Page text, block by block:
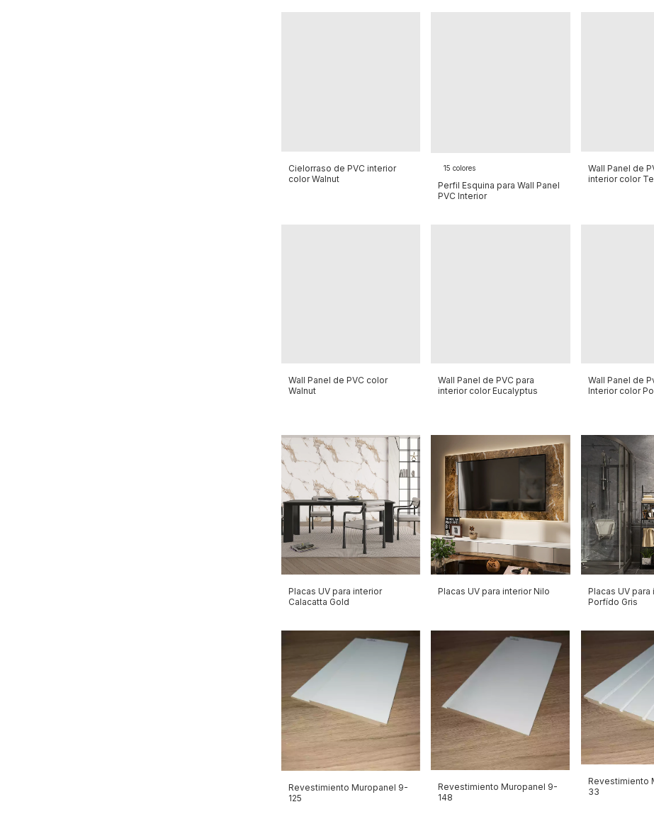
Cielorraso de PVC interior
color Walnut
15 colores
Perfil Esquina para Wall Panel
PVC Interior
Wall Panel de
interior color
Wall Panel de PVC color
Walnut
Wall Panel de PVC para
interior color Eucalyptus
Wall Panel de
Interior color
Placas UV para interior
Calacatta Gold
Placas UV para interior Nilo
Placas UV para
Porfído Gris
Revestimiento Muropanel 9-
125
Revestimiento Muropanel 9-
148
Revestimiento
33